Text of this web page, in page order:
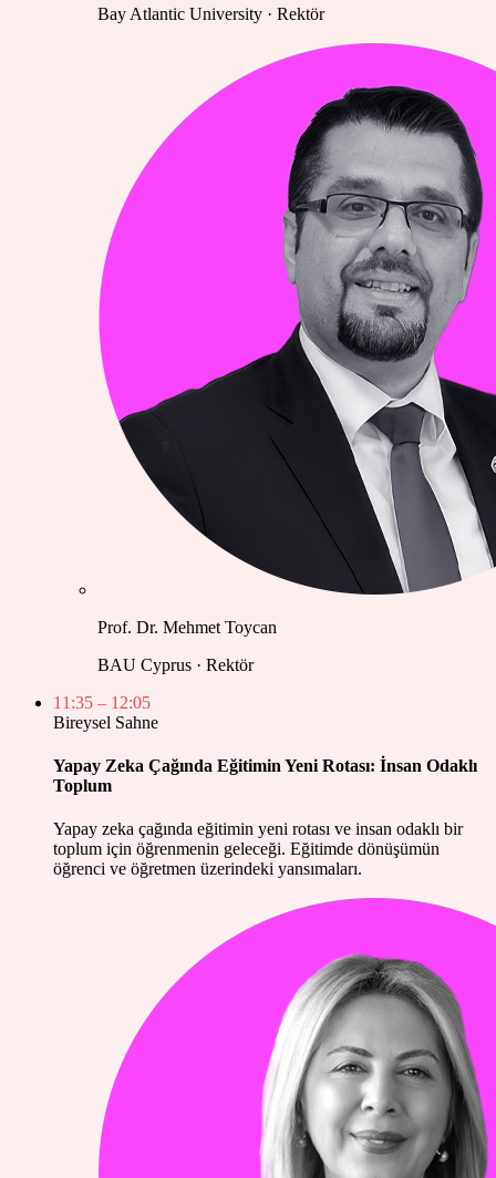
Bay Atlantic University · Rektör
Prof. Dr. Mehmet Toycan
BAU Cyprus · Rektör
11:35 – 12:05
Bireysel Sahne
Yapay Zeka Çağında Eğitimin Yeni Rotası: İnsan Odaklı
Toplum
Yapay zeka çağında eğitimin yeni rotası ve insan odaklı bir
toplum için öğrenmenin geleceği. Eğitimde dönüşümün
öğrenci ve öğretmen üzerindeki yansımaları.